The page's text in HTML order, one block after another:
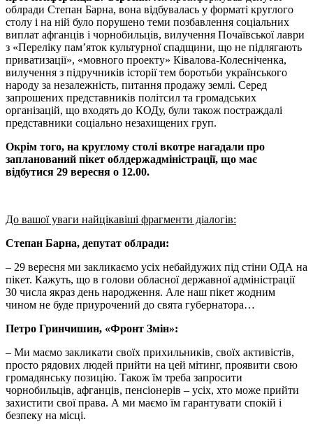
облради Степан Барна, вона відбувалась у форматі круглого
столу і на ній було порушено теми позбавлення соціальних
виплат афганців і чорнобильців, вилучення Почаївської лаври
з «Переліку пам’яток культурної спадщини, що не підлягають
приватизації», «мовного проекту» Ківалова-Колесніченка,
вилучення з підручників історії тем боротьби українського
народу за незалежність, питання продажу землі. Серед
запрошених представників політсил та громадських
організацій, що входять до КОДу, були також постраждалі
представники соціально незахищених груп.
Окрім того, на круглому столі вкотре нагадали про
запланований пікет облдержадміністрації, що має
відбутися 29 вересня о 12.00.
До вашої уваги найцікавіші фрагменти діалогів:
Степан Барна, депутат облради:
– 29 вересня ми закликаємо усіх небайдужих під стіни ОДА на
пікет. Кажуть, що в голови обласної державної адміністрації
30 числа якраз день народження. Але наш пікет жодним
чином не буде приурочений до свята губернатора…
Петро Гринчишин, «Фронт Змін»:
– Ми маємо закликати своїх прихильників, своїх активістів,
просто рядових людей прийти на цей мітинг, проявити свою
громадянську позицію. Також їм треба запросити
чорнобильців, афганців, пенсіонерів – усіх, хто може прийти
захистити свої права. А ми маємо їм гарантувати спокій і
безпеку на місці.